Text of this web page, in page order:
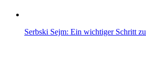
Serbski Sejm: Ein wichtiger Schritt